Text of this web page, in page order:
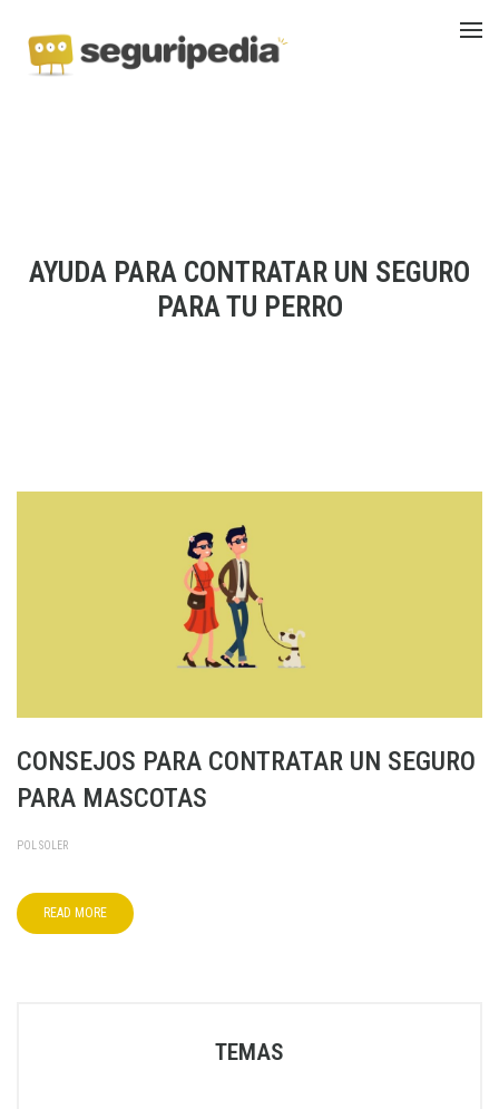
AYUDA PARA CONTRATAR UN SEGURO
PARA TU PERRO
CONSEJOS PARA CONTRATAR UN SEGURO
PARA MASCOTAS
POL SOLER
READ MORE
TEMAS